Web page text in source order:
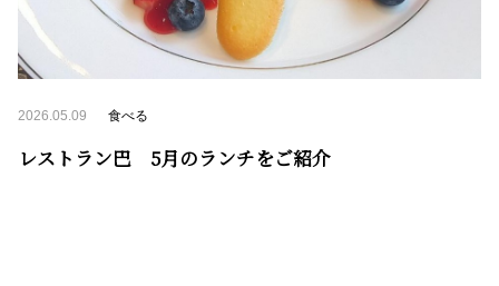
2026.05.09 食べる
レストラン巴 5月のランチをご紹介